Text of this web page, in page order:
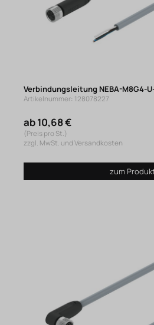
Verbindungsleitung NEBA-M8G4-
Artikelnummer: 128078227
ab 10,68 €
(Preis pro St.)
zzgl. MwSt. und Versandkosten
zum